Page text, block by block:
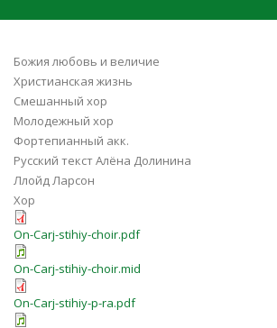
Божия любовь и величие
Христианская жизнь
Смешанный хор
Молодежный хор
Фортепианный акк.
Русский текст Алёна Долинина
Ллойд Ларсон
Хор
On-Carj-stihiy-choir.pdf
On-Carj-stihiy-choir.mid
On-Carj-stihiy-p-ra.pdf